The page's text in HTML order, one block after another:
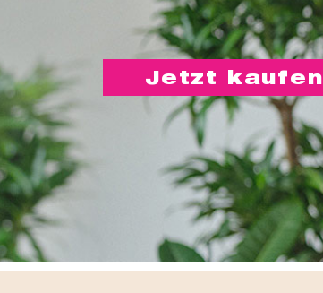
Jetzt kaufen